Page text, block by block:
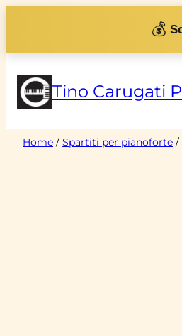
contenuto
💰
Tino Carugati
Home / Spartiti per pianoforte /